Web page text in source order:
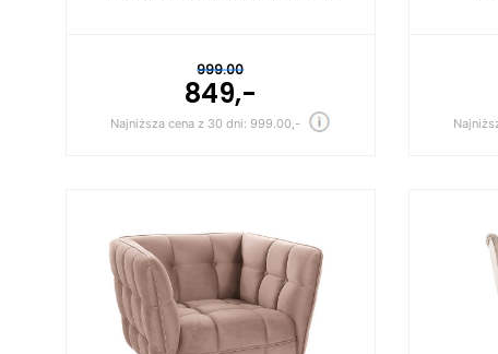
999.00
849,-
Najniższa cena z 30 dni: 999.00,-